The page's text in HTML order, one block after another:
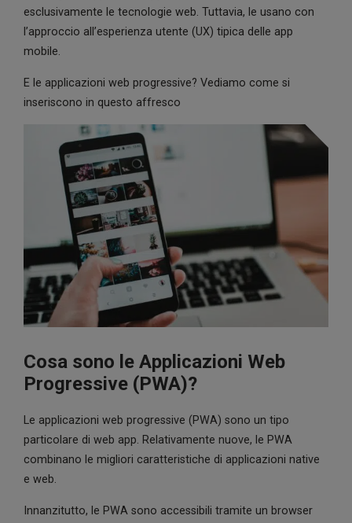
esclusivamente le tecnologie web. Tuttavia, le usano con
l’approccio all’esperienza utente (UX) tipica delle app
mobile.
E le applicazioni web progressive? Vediamo come si
inseriscono in questo affresco
Cosa sono le Applicazioni Web
Progressive (PWA)?
Le applicazioni web progressive (PWA) sono un tipo
particolare di web app. Relativamente nuove, le PWA
combinano le migliori caratteristiche di applicazioni native
e web.
Innanzitutto, le PWA sono accessibili tramite un browser